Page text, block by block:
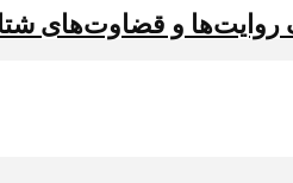
روایت‌ها و قضاوت‌های